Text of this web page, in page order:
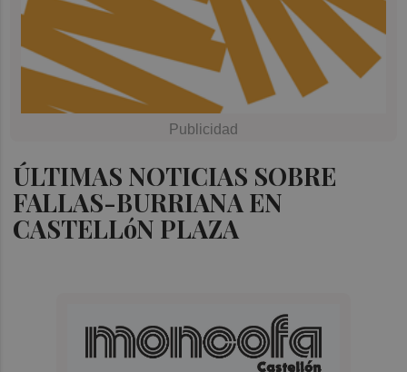
ÚLTIMAS NOTICIAS SOBRE
FALLAS-BURRIANA EN
CASTELLóN PLAZA